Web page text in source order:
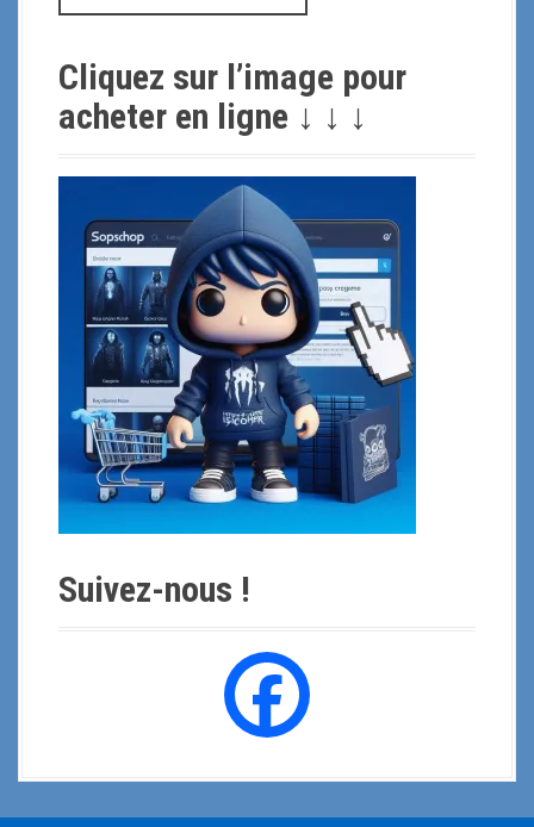
c
e
c
Cliquez sur l’image pour
acheter en ligne ↓ ↓ ↓
Suivez-nous !